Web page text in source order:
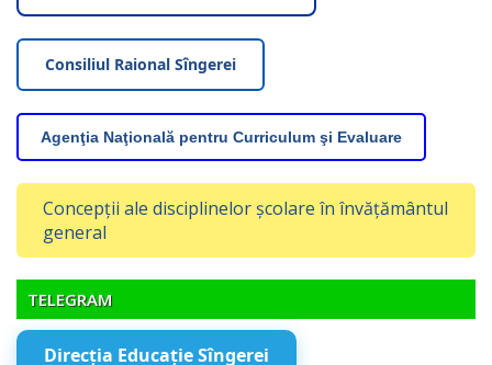
Consiliul Raional Sîngerei
Agenţia Naţională pentru Curriculum şi Evaluare
Concepții ale disciplinelor școlare în învățământul
general
TELEGRAM
Direcția Educație Sîngerei